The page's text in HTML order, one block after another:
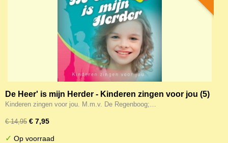
De Heer' is mijn Herder - Kinderen zingen voor jou (5)
Kinderen zingen voor jou. M.m.v. De Regenboog;…
€ 14,95 € 7,95
✓ Op voorraad